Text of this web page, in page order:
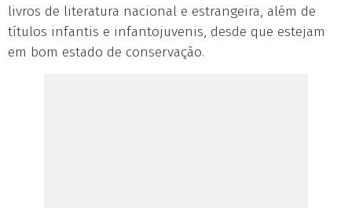
livros de literatura nacional e estrangeira, além de
títulos infantis e infantojuvenis, desde que estejam
em bom estado de conservação.